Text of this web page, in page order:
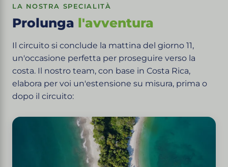
LA NOSTRA SPECIALITÀ
Prolunga l'avventura
Il circuito si conclude la mattina del giorno 11,
un'occasione perfetta per proseguire verso la
costa. Il nostro team, con base in Costa Rica,
elabora per voi un'estensione su misura, prima o
dopo il circuito: